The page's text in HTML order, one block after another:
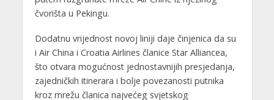
čvorišta u Pekingu.
Dodatnu vrijednost novoj liniji daje činjenica da su
i Air China i Croatia Airlines članice Star Alliancea,
što otvara mogućnost jednostavnijih presjedanja,
zajedničkih itinerara i bolje povezanosti putnika
kroz mrežu članica najvećeg svjetskog